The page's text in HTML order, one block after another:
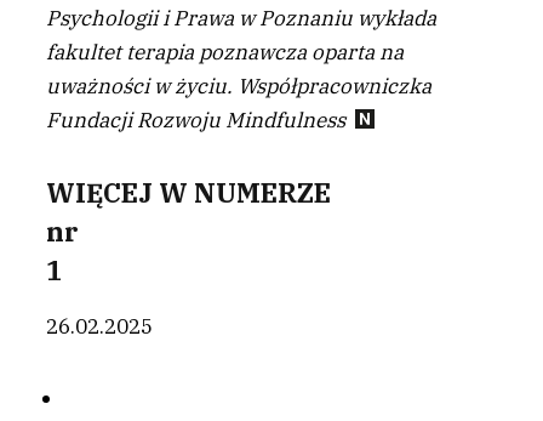
Psychologii i Prawa w Poznaniu wykłada
fakultet terapia poznawcza oparta na
uważności w życiu. Współpracowniczka
Fundacji Rozwoju Mindfulness
WIĘCEJ W NUMERZE
nr
1
26.02.2025